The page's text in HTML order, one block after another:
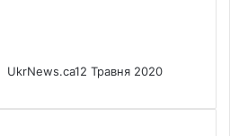
UkrNews.ca12 Травня 2020